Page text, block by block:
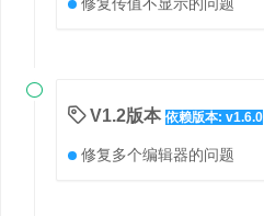

V1.2版本 依赖版本: v1.6.0
修复多个编辑器的问题